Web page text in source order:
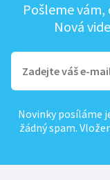
Pošleme vám,
Nová
Novinky posíláme
žádný spam.